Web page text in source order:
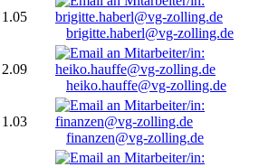
1.05
brigitte.haberl@vg-zolling.de
2.09
heiko.hauffe@vg-zolling.de
1.03
finanzen@vg-zolling.de